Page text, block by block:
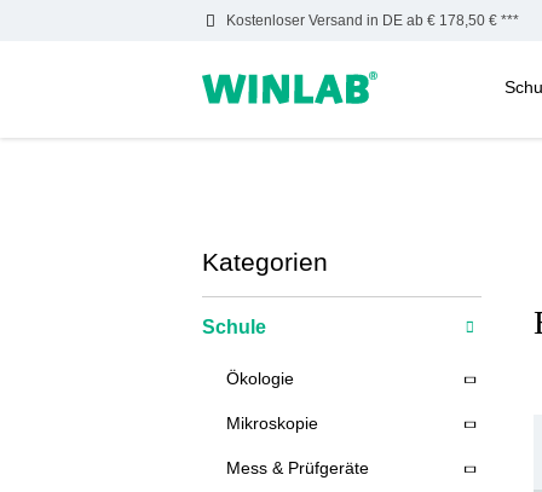
Kostenloser Versand in DE ab € 178,50 € ***
Kategorien
Schule
Ökologie
Mikroskopie
Mess & Prüfgeräte